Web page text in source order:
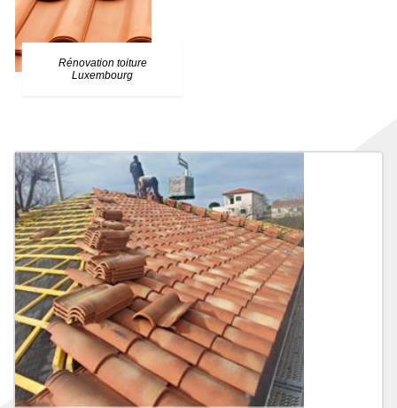
Rénovation toiture
Luxembourg